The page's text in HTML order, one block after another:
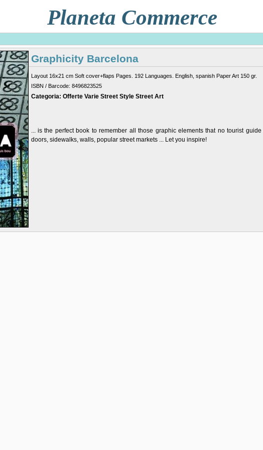
Planeta Commerce
Graphicity Barcelona
Layout 16x21 cm Soft cover+flaps Pages. 192 Languages. English, spanish Paper Art 150 gr.
ISBN / Barcode: 8496823525
Categoria: Offerte Varie Street Style Street Art
... is the perfect book to remember all those graphic elements that no tourist
doors, sidewalks, walls, popular street markets ... Let you inspire!